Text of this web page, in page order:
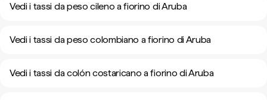
Vedi i tassi da peso cileno a fiorino di Aruba
Vedi i tassi da peso colombiano a fiorino di Aruba
Vedi i tassi da colón costaricano a fiorino di Aruba